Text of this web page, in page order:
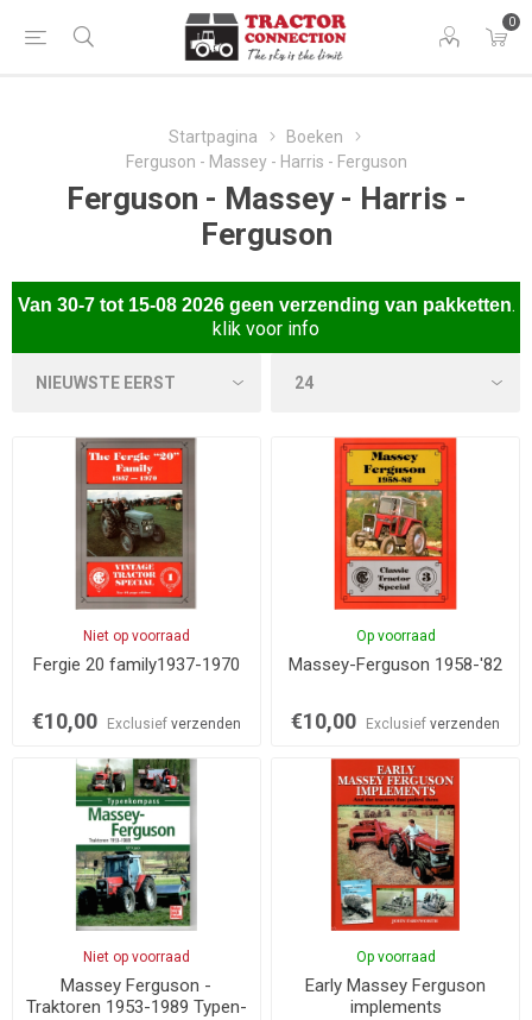
0
Startpagina
Boeken
Ferguson - Massey - Harris - Ferguson
Ferguson - Massey - Harris -
Ferguson
Van 30-7 tot 15-08 2026 geen verzending van pakketten.
klik voor info
Niet op voorraad
Fergie 20 family1937-1970
€10,00 Exclusief verzenden
Op voorraad
Massey-Ferguson 1958-'82
€10,00 Exclusiefverzenden
Niet op voorraad
Massey Ferguson -
Traktoren 1953-1989 Typen-
Op voorraad
Early Massey Ferguson
implements